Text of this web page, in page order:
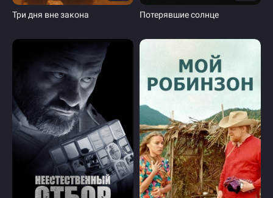
Три дня вне закона Потерявшие солнце